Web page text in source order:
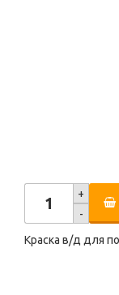
+
-
Краска в/д для